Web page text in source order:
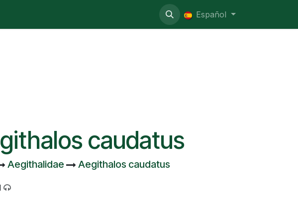
Español
caudatus
Aegithalidae Aegithalos caudatus